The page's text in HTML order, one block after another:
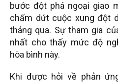
bước đột phá ngoại giao
chấm dứt cuộc xung đột
tháng qua. Sự tham gia
nhất cho thấy mức độ
hòa bình này.
Khi được hỏi về phản